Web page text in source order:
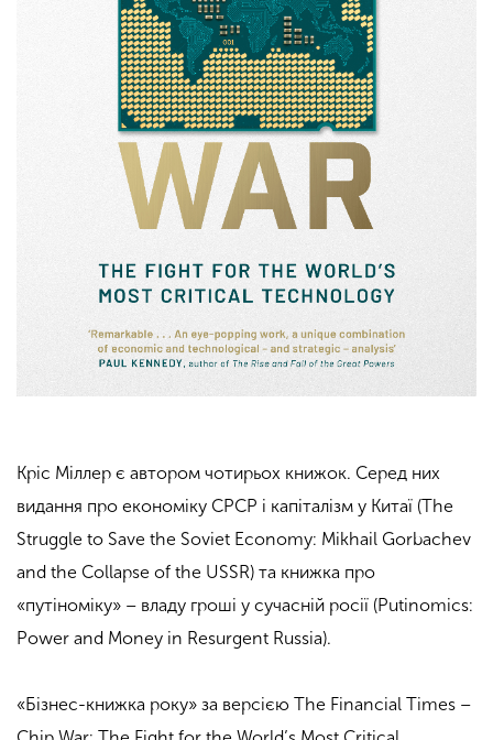
Кріс Міллер є автором чотирьох книжок. Серед них
видання про економіку СРСР і капіталізм у Китаї (The
Struggle to Save the Soviet Economy: Mikhail Gorbachev
and the Collapse of the USSR) та книжка про
«путіноміку» – владу гроші у сучасній росії (Putinomics:
Power and Money in Resurgent Russia).
«Бізнес-книжка року» за версією The Financial Times –